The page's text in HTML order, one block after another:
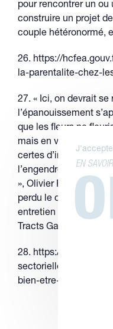
pour rencontrer un
construire un projet
couple hétéronormé,
26. https://
la-parentalite-chez-
27. « Ici, on devrait
l’épanouissement
que les fleurs ne
mais en vue de la
certes
l’engendrement en
», Olivier Rey, «
perdu le désir de la
entretien sur «
Tracts Gallimard,
28. https://
sectorielles/29149/
bien-etre-maternel-
EN